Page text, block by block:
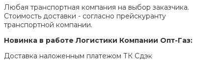
Любая транспортная компания на выбор заказчика.
Стоимость доставки - согласно прейскуранту
транспортной компании.
Новинка в работе Логистики Компании Опт-Газ:
Доставка наложенным платежом ТК Сдэк